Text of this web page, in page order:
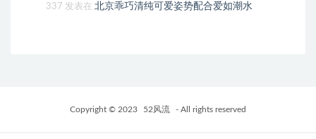
337 发表在 北京乖巧清纯可爱姿势配合爱如潮水
Copyright © 2023 52风流 - All rights reserved